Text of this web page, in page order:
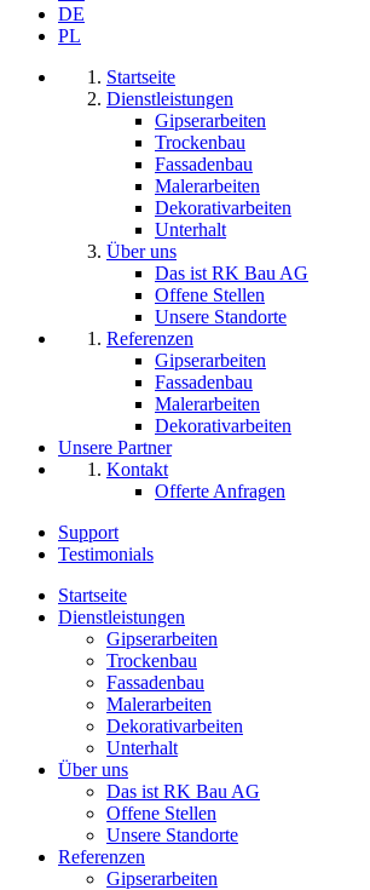
DE
PL
Startseite
Dienstleistungen
Gipserarbeiten
Trockenbau
Fassadenbau
Malerarbeiten
Dekorativarbeiten
Unterhalt
Über uns
Das ist RK Bau AG
Offene Stellen
Unsere Standorte
Referenzen
Gipserarbeiten
Fassadenbau
Malerarbeiten
Dekorativarbeiten
Unsere Partner
Kontakt
Offerte Anfragen
Support
Testimonials
Startseite
Dienstleistungen
Gipserarbeiten
Trockenbau
Fassadenbau
Malerarbeiten
Dekorativarbeiten
Unterhalt
Über uns
Das ist RK Bau AG
Offene Stellen
Unsere Standorte
Referenzen
Gipserarbeiten